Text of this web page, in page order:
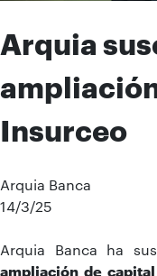
Arquia
Insurceo
Arquia Banca
14/3/25
Arquia Banca ha
ampliación de